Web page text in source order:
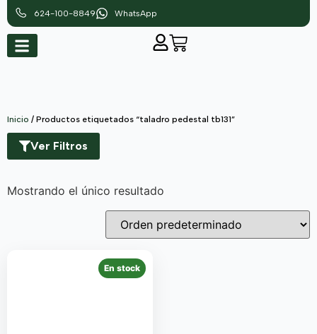
624-100-8849 WhatsApp
Inicio / Productos etiquetados “taladro pedestal tb131”
Ver Filtros
Mostrando el único resultado
En stock